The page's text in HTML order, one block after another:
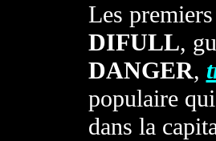
Les
DIFULL,
DANGER,
populaire
dans la